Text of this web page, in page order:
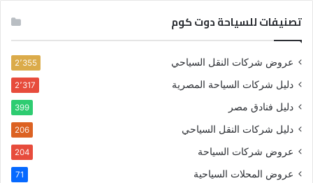
تصنيفات للسياحة دوت كوم
عروض شركات النقل السياحي 2٬355
دليل شركات السياحة المصرية 2٬317
دليل فنادق مصر 399
دليل شركات النقل السياحي 206
عروض شركات السياحة 204
عروض المحلات السياحية 71